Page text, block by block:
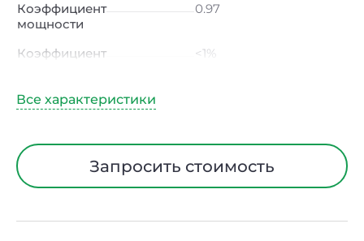
Коэффициент
мощности
0.97
Коэффициент
<1%
Индекс цветопередачи
Тип кривой силы света
Д (косинусная)
Угол рассеивания
120ᵒ
Запросить стоимость